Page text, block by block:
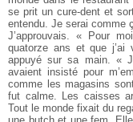
se prit un cure-dent et
entendu. Je serai comme
J’approuvais. « Pour
quatorze ans et que j’ai
appuyé sur sa main. «
avaient insisté pour
comme les magasins
fut calme. Les caisses
Tout le monde fixait du